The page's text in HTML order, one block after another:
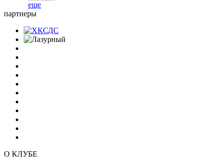
еще
партнеры
О КЛУБЕ